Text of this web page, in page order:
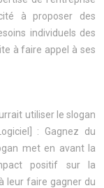
à proposer des
individuels des
à faire appel à ses
utiliser le slogan
: Gagnez du
met en avant la
positif sur la
leur faire gagner du